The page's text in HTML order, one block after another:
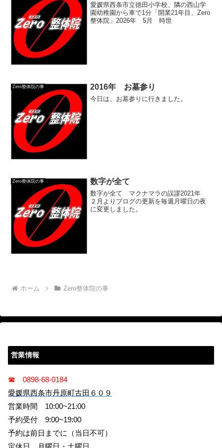
愛媛県西条市立徳田小学校、隣の西山学
園幼稚園から車で1分「開業21年目、Zero
整体院」2026年 5月 時世
Zero整体院の事 2016年 お墓参り
今日は、お墓参りに行きました。
Zero整体院の事 数字が全て
数字が全て マクナマラの誤謬2021年
２月よりブログの更新を毎週月曜日の夜
に変更しました。
ホーム Zero整体院の事
営業情報
☎ 0898-68-0184
愛媛県西条市丹原町古田６０９
営業時間 10:00~21:00
予約受付 9:00~19:00
予約は前日までに（当日不可）